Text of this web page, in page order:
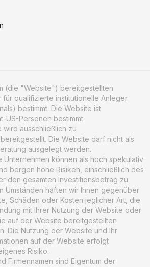
(die "Website") bereitgestellten
für qualifizierte institutionelle Anleger
bestimmt. Die Website ist
US-Personen bestimmt.
wird ausschließlich zu
Die Website darf nicht als
ausgelegt werden.
Unternehmen können als hoch spekulativ
bergen hohe Risiken, einschließlich des
den gesamten Investitionsbetrag zu
Umständen haften wir Ihnen gegenüber
Schäden oder Kosten jeglicher Art, die
mit Ihrer Nutzung der Website oder
auf der Website bereitgestellten
Die Nutzung der Website und Ihr
auf der Website erfolgt
Risiko.
Firmennamen sind Eigentum der